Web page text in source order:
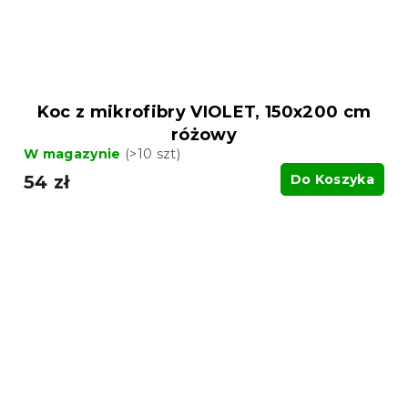
Koc z mikrofibry VIOLET, 150x200 cm
różowy
W magazynie (>10 szt)
54 zł Do Koszyka